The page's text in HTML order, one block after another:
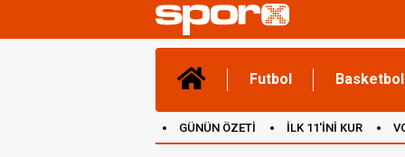
Futbol Basketbol
GÜNÜN ÖZETİ İLK 11'İNİ KUR